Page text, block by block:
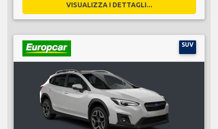
VISUALIZZA I DETTAGLI...
SUV